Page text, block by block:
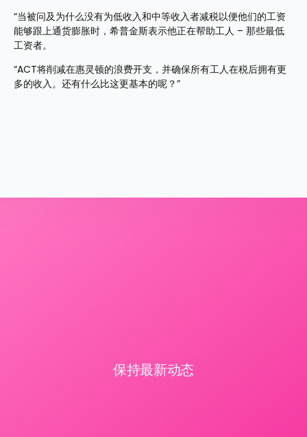
“当被问及为什么没有为低收入和中等收入者减税以便他们的工资
能够跟上通货膨胀时，希普金斯表示他正在帮助工人 – 那些最低
工资者。
“ACT将削减在惠灵顿的浪费开支，并确保所有工人在税后拥有更
多的收入。还有什么比这更基本的呢？”
保持最新动态